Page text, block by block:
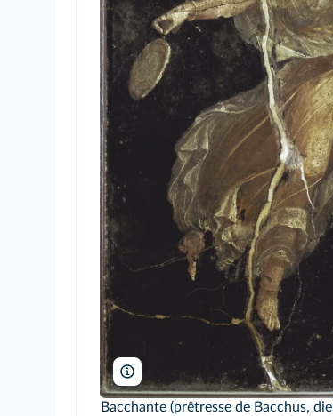
Bacchante (prêtresse de Bacchus,